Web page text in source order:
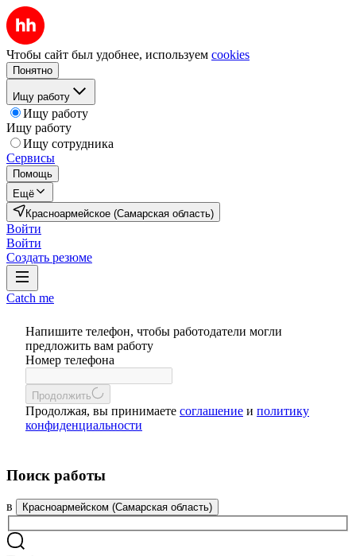
Чтобы сайт был удобнее, используем cookies
Понятно
Ищу работу
Ищу работу
Ищу работу
Ищу сотрудника
Сервисы
Помощь
Ещё
Красноармейское (Самарская область)
Войти
Войти
Создать резюме
Catch me
Напишите телефон, чтобы работодатели могли
предложить вам работу
Номер телефона
Продолжить
Продолжая, вы принимаете соглашение и политику
конфиденциальности
Поиск работы
в Красноармейском (Самарская область)